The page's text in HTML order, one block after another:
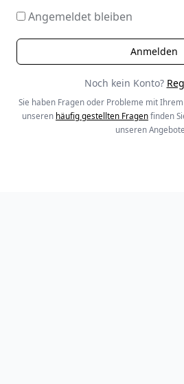
Angemeldet bleiben
Noch kein Konto?
Sie haben Fragen oder Probleme mit
unseren häufig gestellten Fragen finden
unseren